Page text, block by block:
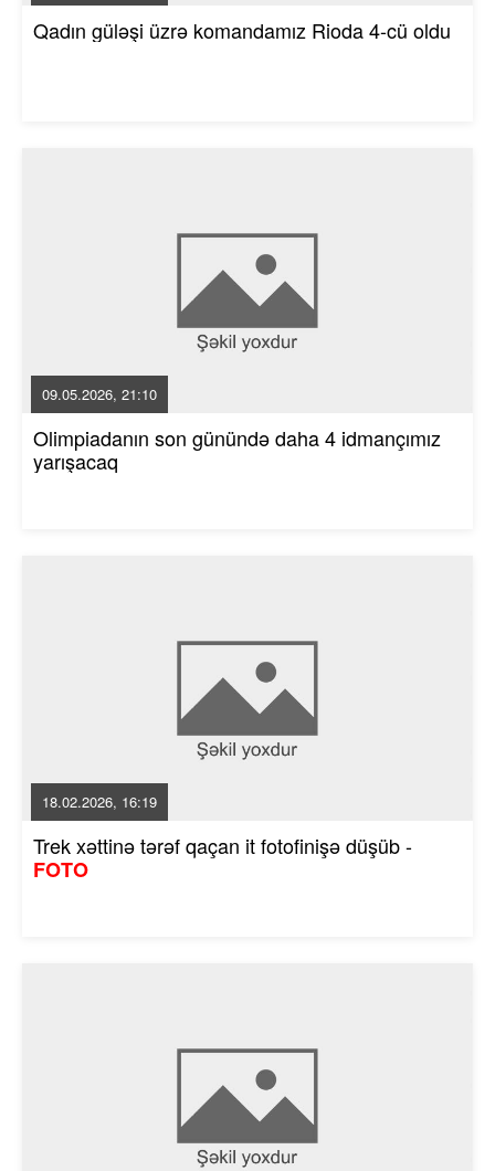
Qadın güləşi üzrə komandamız Rioda 4-cü oldu
09.05.2026, 21:10
Olimpiadanın son günündə daha 4 idmançımız
yarışacaq
18.02.2026, 16:19
Trek xəttinə tərəf qaçan it fotofinişə düşüb -
FOTO